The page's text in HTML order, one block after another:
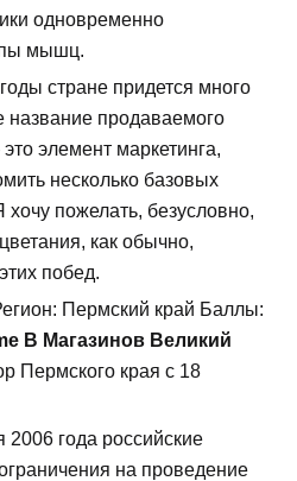
одновременно
мышц.
стране придется много
продаваемого
элемент маркетинга,
несколько базовых
хочу пожелать, безусловно,
как обычно,
побед.
Пермский край Баллы:
В Магазинов Великий
Пермского края с 18
2006 года российские
на проведение